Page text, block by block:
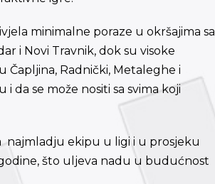
minimalne poraze u okršajima sa
i Novi Travnik, dok su visoke
Čapljina, Radnički, Metaleghe i
da se može nositi sa svima koji
najmladju ekipu u ligi i u prosjeku
što uljeva nadu u budućnost